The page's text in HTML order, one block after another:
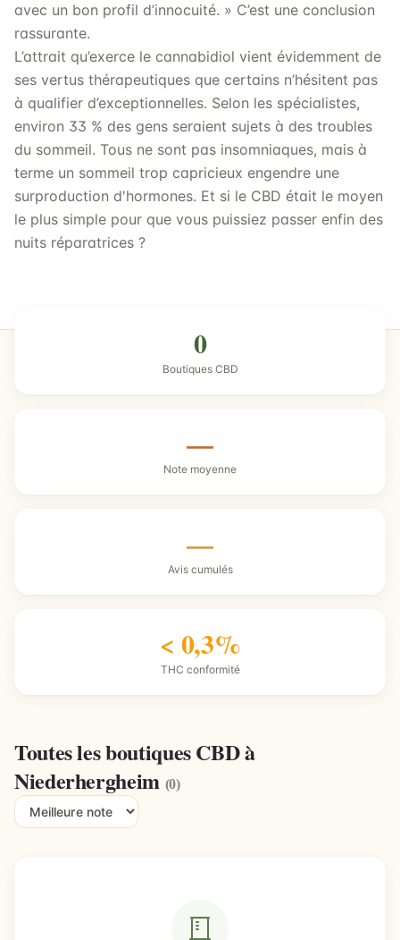
avec un bon profil d’innocuité. » C’est une conclusion
rassurante.
L’attrait qu’exerce le cannabidiol vient évidemment de
ses vertus thérapeutiques que certains n’hésitent pas
à qualifier d’exceptionnelles. Selon les spécialistes,
environ 33 % des gens seraient sujets à des troubles
du sommeil. Tous ne sont pas insomniaques, mais à
terme un sommeil trop capricieux engendre une
surproduction d'hormones. Et si le CBD était le moyen
le plus simple pour que vous puissiez passer enfin des
nuits réparatrices ?
0
Boutiques CBD
—
Note moyenne
—
Avis cumulés
< 0,3%
THC conformité
Toutes les boutiques CBD à
Niederhergheim (0)